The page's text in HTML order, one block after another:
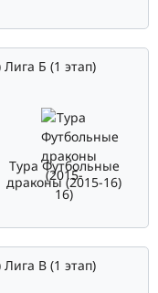
Б (1 этап)
Тура Футбольные
драконы (2015-16)
В (1 этап)